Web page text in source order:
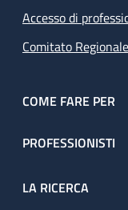
Accesso di
Comitato
COME FARE PER
PROFESSIONISTI
LA RICERCA